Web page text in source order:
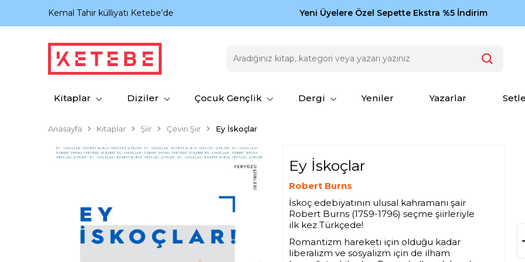
Kemal Tahir külliyatı Ketebe'de Zamansız eserler Ketebe'de: Cengiz Aytmatov
Yeni Üyelere Özel Sepette Ekstra %5 İndirim
Kitaplar Diziler Çocuk Gençlik Dergi Yeniler Yazarlar
Anasayfa Kitaplar Şiir Çeviri Şiir Ey İskoçlar
Ey İskoçlar
Robert Burns
İskoç edebiyatının ulusal kahramanı şair
Robert Burns (1759-1796) seçme şiirleriyle
ilk kez Türkçede!
Romantizm hareketi için olduğu kadar
liberalizm ve sosyalizm için de ilham